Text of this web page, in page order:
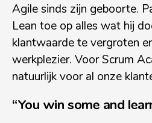
Agile sinds zijn geboorte.
Lean toe op alles wat hij
klantwaarde te vergroten
werkplezier. Voor Scrum
natuurlijk voor al onze
“You win some and